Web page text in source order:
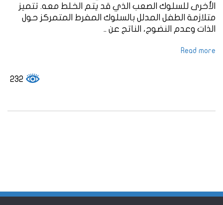
الأخرى للسلوك الصعب الذي قد يتم الخلط معه. تتميز
متلازمة الطفل المدلل بالسلوك المفرط المتمركز حول
الذات وعدم النضوج، الناتج عن ..
Read more